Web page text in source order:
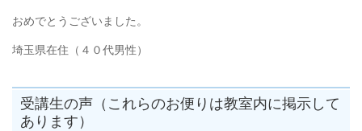
おめでとうございました。
埼玉県在住（４０代男性）
受講生の声（これらのお便りは教室内に掲示して
あります）